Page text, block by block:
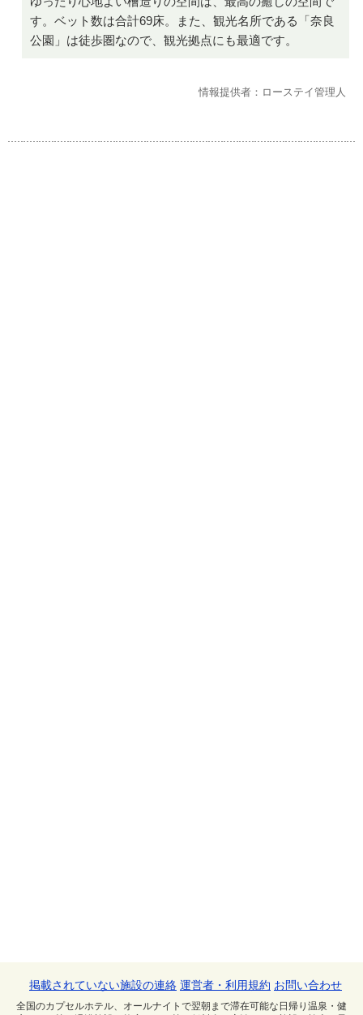
す。ベット数は合計69床。また、観光名所である「奈良
公園」は徒歩圏なので、観光拠点にも最適です。
情報提供者：ローステイ管理人
掲載されていない施設の連絡 運営者・利用規約 お問い合わせ
全国のカプセルホテル、オールナイトで翌朝まで滞在可能な日帰り温泉・健